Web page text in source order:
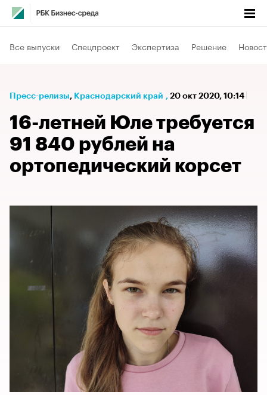
Все выпуски Спецпроект Экспертиза Решение
Пресс-релизы⁠, Краснодарский край , 20 окт 2020, 10:14
16-летней Юле требуется
91 840 рублей на
ортопедический корсет